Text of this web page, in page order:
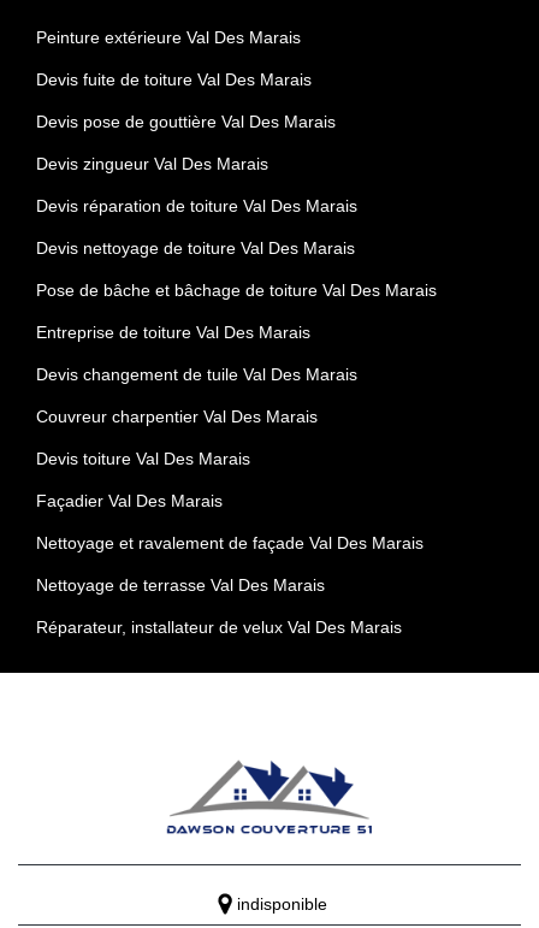
Peinture extérieure Val Des Marais
Devis fuite de toiture Val Des Marais
Devis pose de gouttière Val Des Marais
Devis zingueur Val Des Marais
Devis réparation de toiture Val Des Marais
Devis nettoyage de toiture Val Des Marais
Pose de bâche et bâchage de toiture Val Des Marais
Entreprise de toiture Val Des Marais
Devis changement de tuile Val Des Marais
Couvreur charpentier Val Des Marais
Devis toiture Val Des Marais
Façadier Val Des Marais
Nettoyage et ravalement de façade Val Des Marais
Nettoyage de terrasse Val Des Marais
Réparateur, installateur de velux Val Des Marais
indisponible